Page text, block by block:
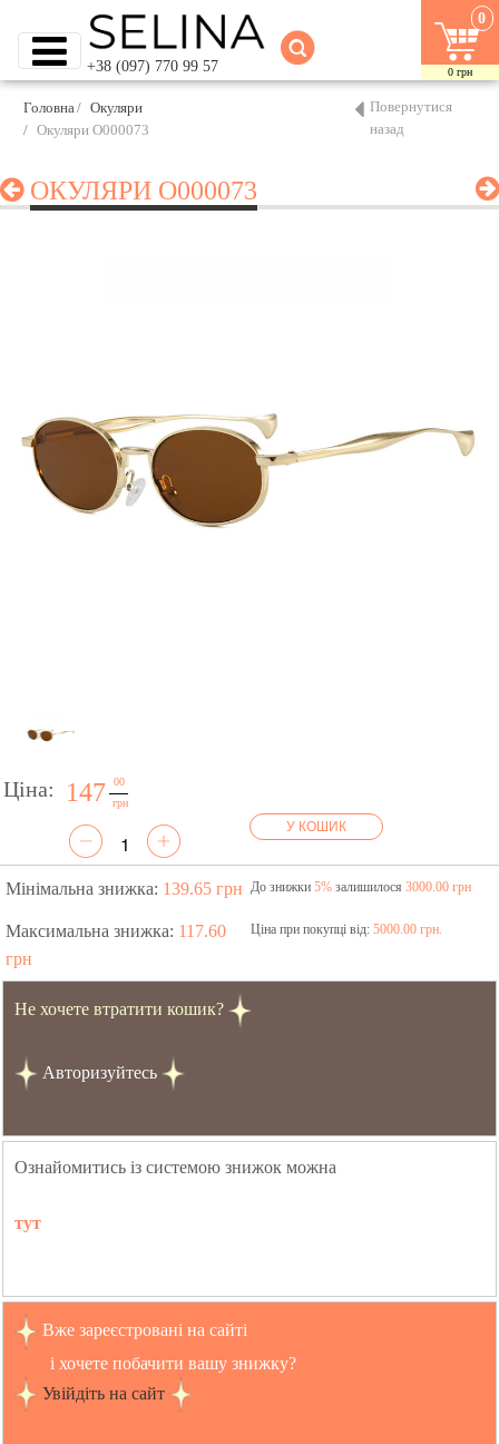
+38 (097) 770 99 57
0
0 грн
Головна
Окуляри
Окуляри O000073
Повернутися
назад
ОКУЛЯРИ O000073
Ціна: 147
00
грн
У КОШИК
Мінімальна знижка: 139.65 грн До знижки 5%залишилося 3000.00 грн
Максимальна знижка: 117.60
грн
Ціна при покупці від: 5000.00 грн.
Не хочете втратити кошик?
Авторизуйтесь
Ознайомитись із системою знижок можна
тут
Вже зареєстровані на сайті
і хочете побачити вашу знижку?
Увійдіть на сайт